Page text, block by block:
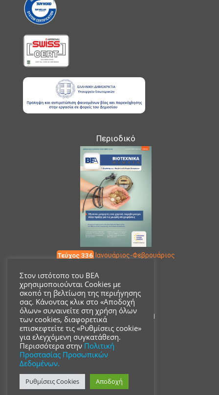
Περιοδικό
Τεύχος 336 Ιανουάριος-Φεβρουάριος
Επικοινωνία
Ακαδημίας 18, ΤΚ 10671
210 3680700
Στον ιστότοπο του ΒΕΑ
χρησιμοποιούνται Cookies με
σκοπό τη βελτίωση της περιήγησης
σας. Κάνοντας κλικ στο «Αποδοχή
όλων» συναινείτε στη χρήση όλων
των cookies, διαφορετικά
επισκεφτείτε τις «Ρυθμίσεις cookie»
για ελεγχόμενη συγκατάθεση.
Περισσότερα στην Πολιτική
Προστασίας Προσωπικών
Δεδομένων.
Ρυθμίσεις Cookies Αποδοχή